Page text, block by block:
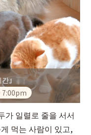
」
7:00pm
가 일렬로 줄을 서서
먹는 사람이 있고,